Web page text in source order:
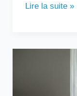
Lire la suite »